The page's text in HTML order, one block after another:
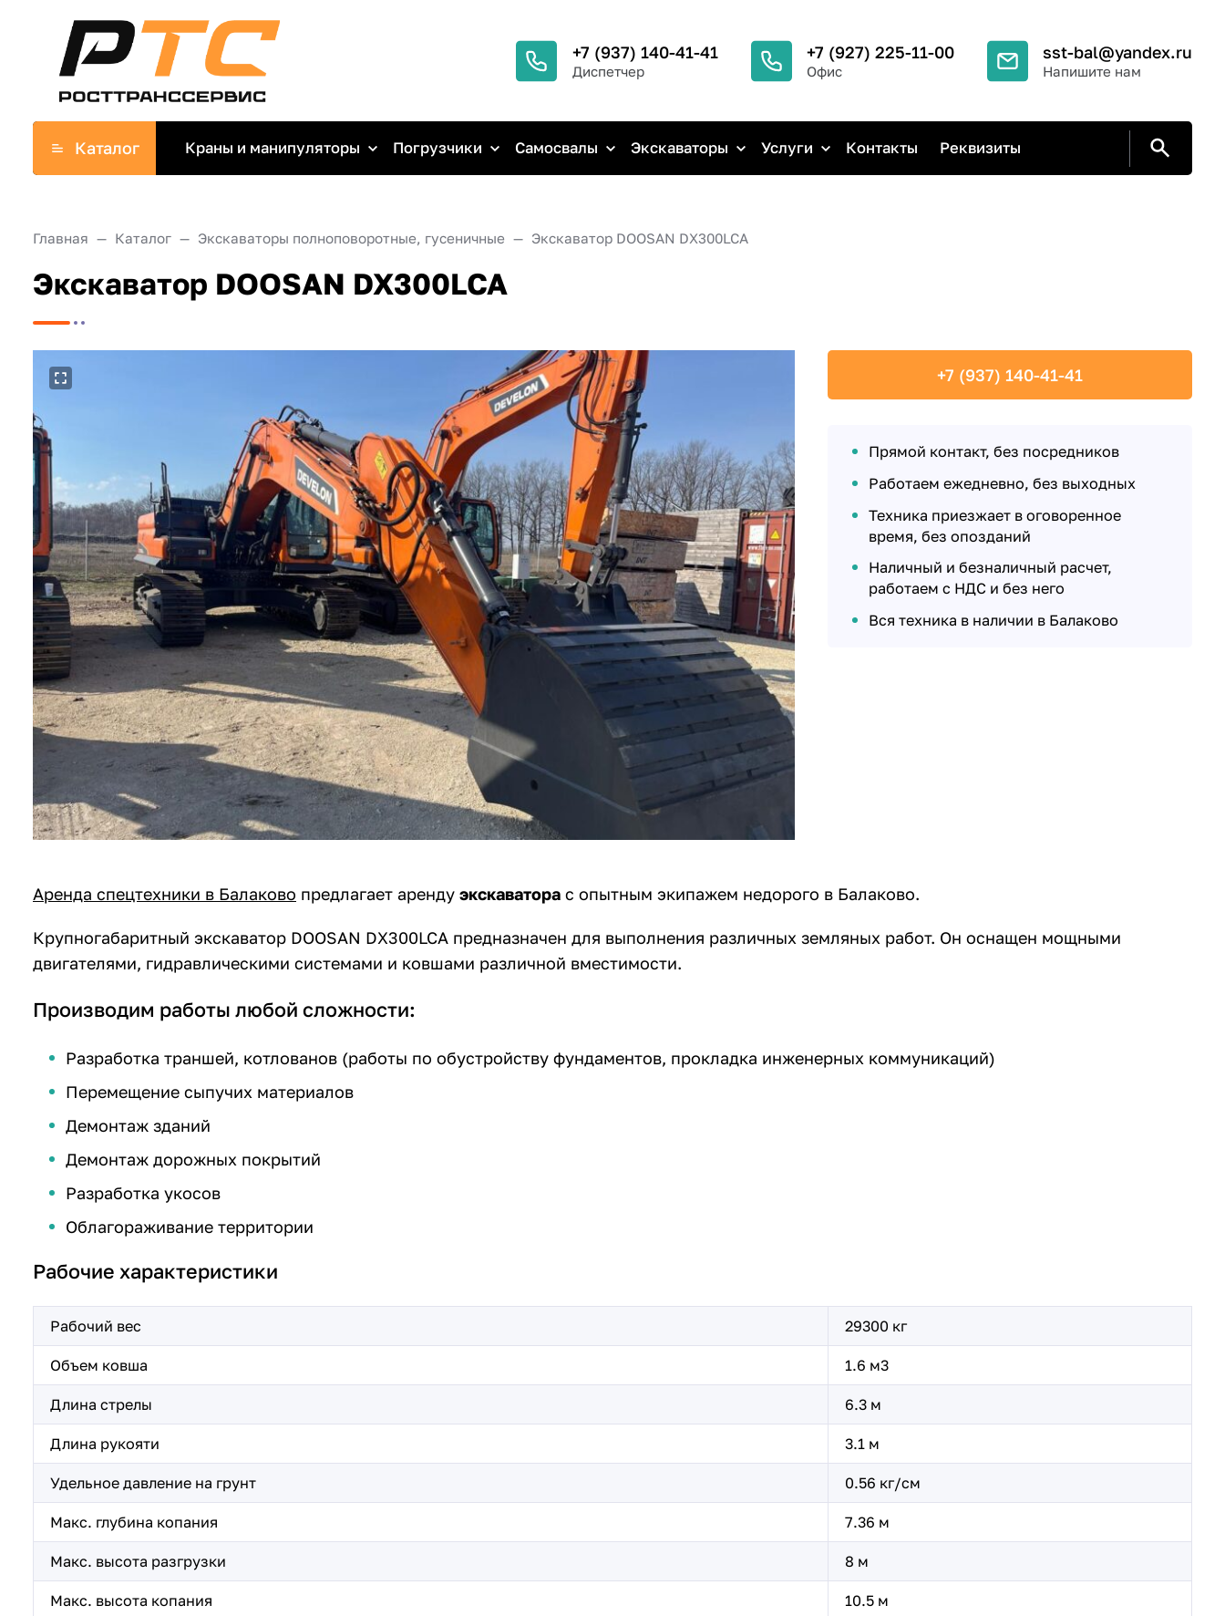
+7 (937) 140-41-41
Диспетчер
+7 (927) 225-11-00
Офис
sst-bal@yandex.ru
Напишите нам
Каталог Краны и манипуляторы Погрузчики Самосвалы Экскаваторы Услуги Контакты Реквизиты
Главная Каталог Экскаваторы полноповоротные, гусеничные Экскаватор DOOSAN DX300LCA
Экскаватор DOOSAN DX300LCA
+7 (937) 140-41-41
Прямой контакт, без посредников
Работаем ежедневно, без выходных
Техника приезжает в оговоренное
время, без опозданий
Наличный и безналичный расчет,
работаем с НДС и без него
Вся техника в наличии в Балаково
Аренда спецтехники в Балаково предлагает аренду экскаватора с опытным экипажем недорого в Балаково.
Крупногабаритный экскаватор DOOSAN DX300LCA предназначен для выполнения различных земляных работ. Он оснащен мощными
двигателями, гидравлическими системами и ковшами различной вместимости.
Производим работы любой сложности:
Разработка траншей, котлованов (работы по обустройству фундаментов, прокладка инженерных коммуникаций)
Перемещение сыпучих материалов
Демонтаж зданий
Демонтаж дорожных покрытий
Разработка укосов
Облагораживание территории
Рабочие характеристики
Рабочий вес 29300 кг
Объем ковша 1.6 м3
Длина стрелы 6.3 м
Длина рукояти 3.1 м
Удельное давление на грунт 0.56 кг/см
Макс. глубина копания 7.36 м
Макс. высота разгрузки 8 м
Макс. высота копания 10.5 м